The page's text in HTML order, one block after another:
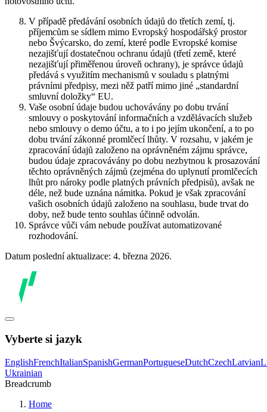
V případě předávání osobních údajů do třetích zemí, tj.
příjemcům se sídlem mimo Evropský hospodářský prostor
nebo Švýcarsko, do zemí, které podle Evropské komise
nezajišťují dostatečnou ochranu údajů (třetí země, které
nezajišťují přiměřenou úroveň ochrany), je správce údajů
předává s využitím mechanismů v souladu s platnými
právními předpisy, mezi něž patří mimo jiné „standardní
smluvní doložky“ EU.
Vaše osobní údaje budou uchovávány po dobu trvání
smlouvy o poskytování informačních a vzdělávacích služeb
nebo smlouvy o demo účtu, a to i po jejím ukončení, a to po
dobu trvání zákonné promlčecí lhůty. V rozsahu, v jakém je
zpracování údajů založeno na oprávněném zájmu správce,
budou údaje zpracovávány po dobu nezbytnou k prosazování
těchto oprávněných zájmů (zejména do uplynutí promlčecích
lhůt pro nároky podle platných právních předpisů), avšak ne
déle, než bude uznána námitka. Pokud je však zpracování
vašich osobních údajů založeno na souhlasu, bude trvat do
doby, než bude tento souhlas účinně odvolán.
Správce vůči vám nebude používat automatizované
rozhodování.
Datum poslední aktualizace: 4. března 2026.
Vyberte si jazyk
EnglishFrenchItalianSpanishGermanPortugueseDutchCzechLatvian
Ukrainian
Breadcrumb
Home